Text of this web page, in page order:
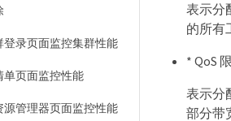
登录页面监控集群性能
单页面监控性能
源管理器页面监控性能
表示分
的所有
* QoS
表示分
部分带